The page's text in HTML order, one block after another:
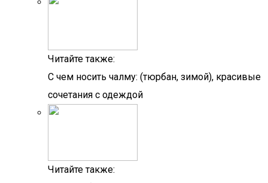
Читайте также:
С чем носить чалму: (тюрбан, зимой), красивые
сочетания с одеждой
Читайте также: